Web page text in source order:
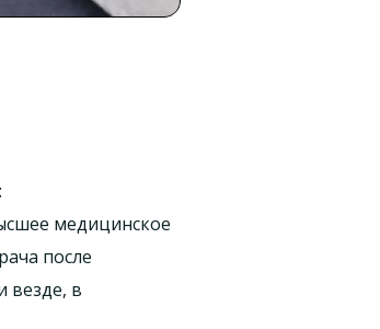
медицинское
после
везде, в